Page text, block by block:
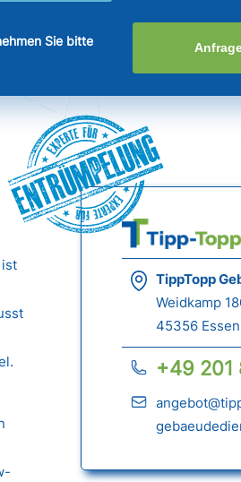
Sie bitte
Entrümpelung
TippTopp
Weidkamp
45356 Essen
+49 201